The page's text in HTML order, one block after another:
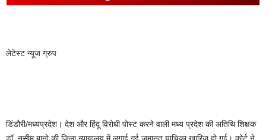
लेटेस्ट न्यूज ग्रुप
डिंडौरी/मध्यप्रदेश। देश और हिंदू विरोधी पोस्ट करने वाली मध्य प्रदेश की अतिथि शिक्षक